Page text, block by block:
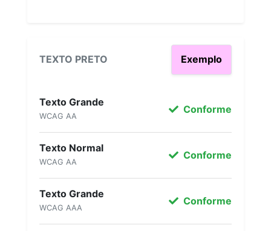
TEXTO PRETO Exemplo
Texto Grande
WCAG AA
Conforme
Texto Normal
WCAG AA
Conforme
Texto Grande
WCAG AAA
Conforme